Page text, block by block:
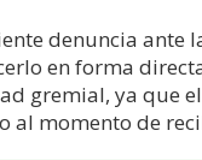
denuncia ante la
en forma
gremial, ya que el
al momento de